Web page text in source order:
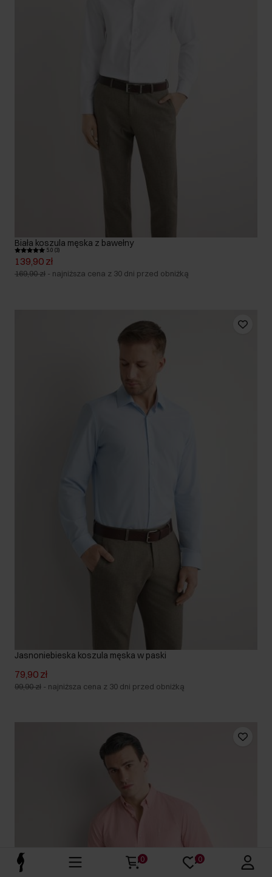
Biała koszula męska z bawełny
5.0 (3)
139,90 zł
169,90 zł - najniższa cena z 30 dni przed obniżką
Jasnoniebieska koszula męska w paski
79,90 zł
99,90 zł - najniższa cena z 30 dni przed obniżką
0 0